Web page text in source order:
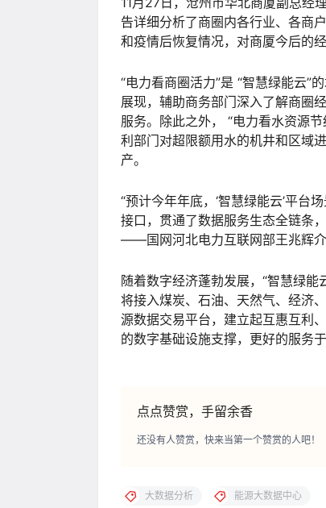
告详细分析了商圈内各行业、各商
和疫情后恢复情况，对商厦今后的
“电力看商圈活力”是 “智慧绿能云”
展现，辅助商务部门深入了解商圈
服务。除此之外， “电力看水资源
利部门对超限额用水的机井和区域
产。
“预计今年年底，‘智慧绿能云’平台
接口，贯通了数据服务生态全链条
——国网河北电力互联网部王兆辉介
随着数字经济蓬勃发展，“智慧绿
将接入煤炭、石油、天然气、经济
源数据交易平台，建立起互惠互利
的数字基础设施支撑，更好的服务
点点赞赏，手留余香
还没有人赞赏，快来当第一个赞赏的人吧！
大数据分析 能源大数据中心